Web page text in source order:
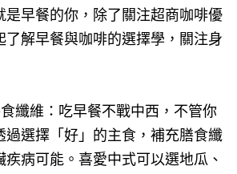
是早餐的你，除了關注超商咖啡優
了解早餐與咖啡的選擇學，關注身
纖維：吃早餐不戰中西，不管你
過選擇「好」的主食，補充膳食纖
病可能。喜愛中式可以選地瓜、